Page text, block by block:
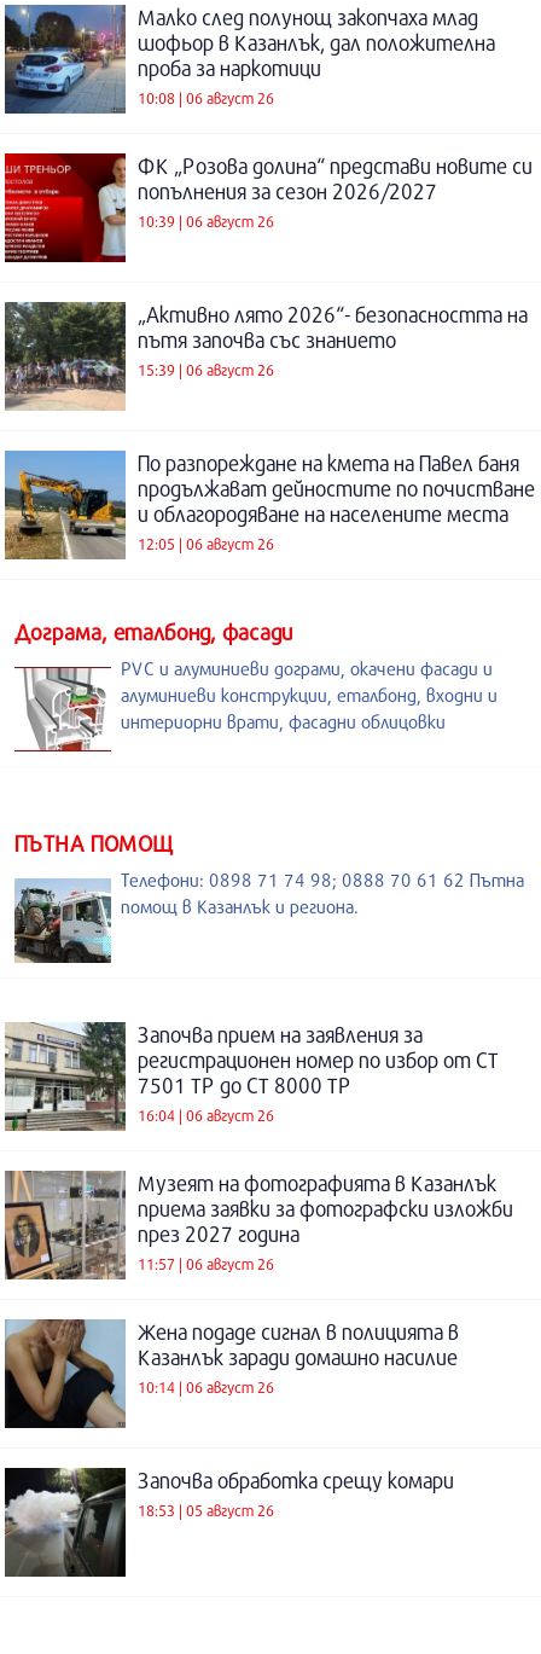
Малко след полунощ закопчаха млад
шофьор в Казанлък, дал положителна
проба за наркотици
10:08 | 06 август 26
ФК „Розова долина“ представи новите си
попълнения за сезон 2026/2027
10:39 | 06 август 26
„Активно лято 2026“- безопасността на
пътя започва със знанието
15:39 | 06 август 26
По разпореждане на кмета на Павел баня
продължават дейностите по почистване
и облагородяване на населените места
12:05 | 06 август 26
Дограма, еталбонд, фасади
PVC и алуминиеви дограми, окачени фасади и
алуминиеви конструкции, еталбонд, входни и
интериорни врати, фасадни облицовки
ПЪТНА ПОМОЩ
Телефони: 0898 71 74 98; 0888 70 61 62 Пътна
помощ в Казанлък и региона.
Започва прием на заявления за
регистрационен номер по избор от СТ
7501 ТР до СТ 8000 ТР
16:04 | 06 август 26
Музеят на фотографията в Казанлък
приема заявки за фотографски изложби
през 2027 година
11:57 | 06 август 26
Жена подаде сигнал в полицията в
Казанлък заради домашно насилие
10:14 | 06 август 26
Започва обработка срещу комари
18:53 | 05 август 26